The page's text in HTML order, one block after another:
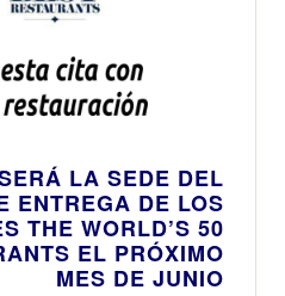
LA SEDE DEL
ENTREGA DE LOS
THE WORLD’S 50
EL PRÓXIMO
MES DE JUNIO